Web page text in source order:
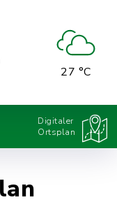
27 °C
Digitaler
Ortsplan